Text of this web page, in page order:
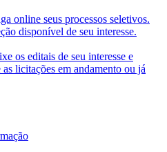
online seus processos seletivos.
disponível de seu interesse.
os editais de seu interesse e
licitações em andamento ou já